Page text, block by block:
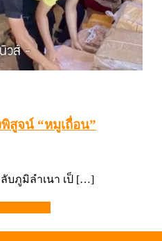
สูจน์ “หมูเถื่อน”
บภูมิลำเนา เป็ […]